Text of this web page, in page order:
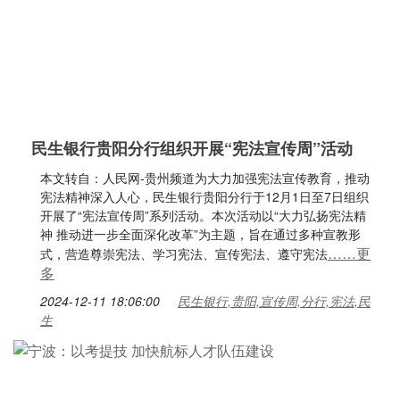
民生银行贵阳分行组织开展“宪法宣传周”活动
本文转自：人民网-贵州频道为大力加强宪法宣传教育，推动
宪法精神深入人心，民生银行贵阳分行于12月1日至7日组织
开展了“宪法宣传周”系列活动。本次活动以“大力弘扬宪法精
神 推动进一步全面深化改革”为主题，旨在通过多种宣教形
式，营造尊崇宪法、学习宪法、宣传宪法、遵守宪法……更
多
2024-12-11 18:06:00
民生银行,贵阳,宣传周,分行,宪法,民
生